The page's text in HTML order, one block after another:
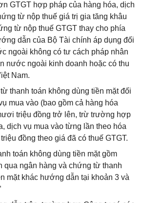
GTGT hợp pháp của hàng hóa, dịch
từ nộp thuế giá trị gia tăng khâu
từ nộp thuế GTGT thay cho phía
dẫn của Bộ Tài chính áp dụng đối
ngoài không có tư cách pháp nhân
nước ngoài kinh doanh hoặc có thu
Nam.
thanh toán không dùng tiền mặt đối
mua vào (bao gồm cả hàng hóa
triệu đồng trở lên, trừ trường hợp
dịch vụ mua vào từng lần theo hóa
đồng theo giá đã có thuế GTGT.
toán không dùng tiền mặt gồm
qua ngân hàng và chứng từ thanh
mặt khác hướng dẫn tại khoản 3 và